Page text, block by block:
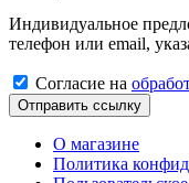
Индивидуальное
телефон или email,
Cогласиe на
Отправить ссылку
О магазине
Политика